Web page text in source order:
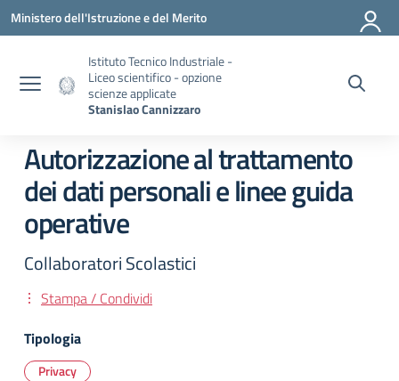
Vai ai contenuti
Vai al menu di navigazione
Vai al footer
Ministero dell'Istruzione e del Merito
Istituto Tecnico Industriale -
Liceo scientifico - opzione
scienze applicate
Stanislao Cannizzaro
Autorizzazione al trattamento
dei dati personali e linee guida
operative
Collaboratori Scolastici
Stampa / Condividi
Tipologia
Privacy